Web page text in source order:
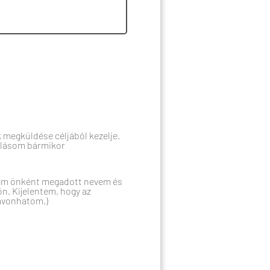
céljából kezelje.
bármikor
önként megadott nevem és
Kijelentem, hogy az